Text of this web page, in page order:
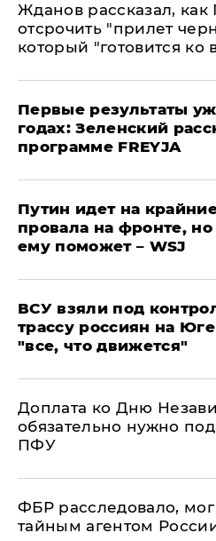
Жданов рассказал, как
отсрочить "прилет
который "готовится ко
Первые результаты
годах: Зеленский
программе FREYJA
Путин идет на
провала на фронте,
ему поможет – WSJ
ВСУ взяли под
трассу россиян на
"все, что движется"
Доплата ко Дню
обязательно нужно
ПФУ
ФБР расследовало,
тайным агентом